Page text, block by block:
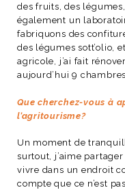
des fruits, des
également un
fabriquons des
des légumes sott’olio,
agricole, j’ai fait
aujourd’hui 9
Que cherchez-vous à
l’agritourisme?
Un moment de
surtout, j’aime
vivre dans un endroit
compte que ce n’est